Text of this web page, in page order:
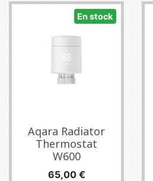
En stock
Aqara Radiator
Thermostat
W600
Precio
65,00 €